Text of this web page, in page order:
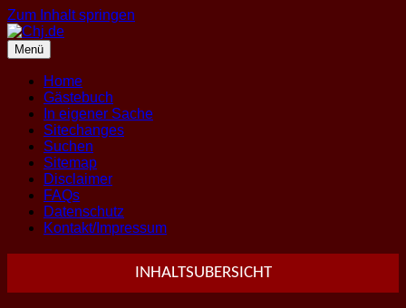
Zum Inhalt springen
Menü
Home
Gästebuch
In eigener Sache
Sitechanges
Suchen
Sitemap
Disclaimer
FAQs
Datenschutz
Kontakt/Impressum
INHALTSUBERSICHT